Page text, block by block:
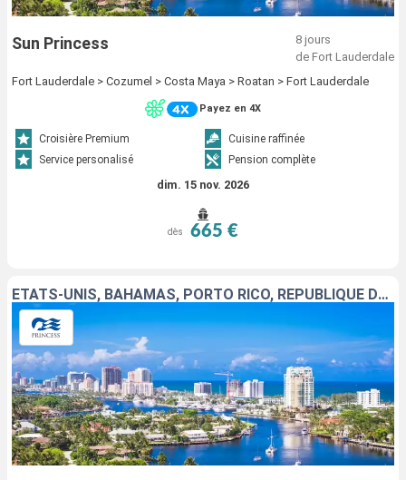
Sun Princess
8 jours
de Fort Lauderdale
Fort Lauderdale > Cozumel > Costa Maya > Roatan > Fort Lauderdale
Payez en 4X
Croisière Premium
Cuisine raffinée
Service personalisé
Pension complète
dim. 15 nov. 2026
dès 665 €
ÉTATS-UNIS, BAHAMAS, PORTO RICO, RÉPUBLIQUE DOMINICAINE